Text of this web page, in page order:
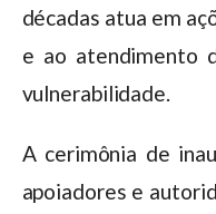
décadas atua em
e ao atendimento
vulnerabilidade.
A cerimônia de
apoiadores e